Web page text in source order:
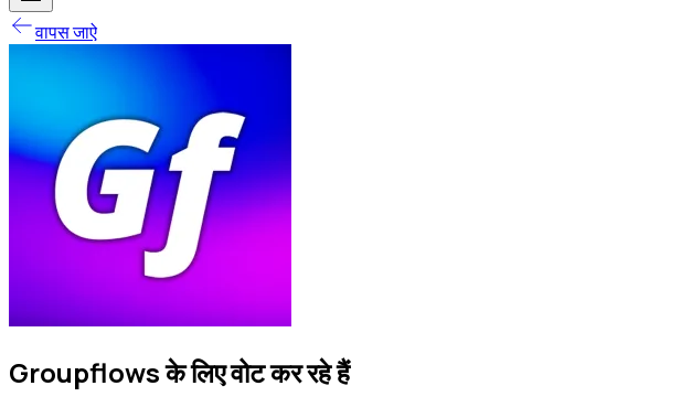
वापस जाऐ
Groupflows के लिए वोट कर रहे हैं